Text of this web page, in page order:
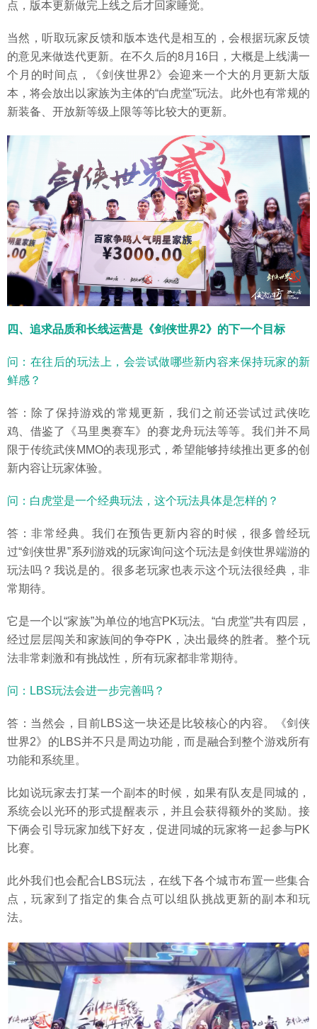
点，版本更新做完上线之后才回家睡觉。
当然，听取玩家反馈和版本迭代是相互的，会根据玩家反馈
的意见来做迭代更新。在不久后的8月16日，大概是上线满一
个月的时间点，《剑侠世界2》会迎来一个大的月更新大版
本，将会放出以家族为主体的“白虎堂”玩法。此外也有常规的
新装备、开放新等级上限等等比较大的更新。
四、追求品质和长线运营是《剑侠世界2》的下一个目标
问：在往后的玩法上，会尝试做哪些新内容来保持玩家的新
鲜感？
答：除了保持游戏的常规更新，我们之前还尝试过武侠吃
鸡、借鉴了《马里奥赛车》的赛龙舟玩法等等。我们并不局
限于传统武侠MMO的表现形式，希望能够持续推出更多的创
新内容让玩家体验。
问：白虎堂是一个经典玩法，这个玩法具体是怎样的？
答：非常经典。我们在预告更新内容的时候，很多曾经玩
过“剑侠世界”系列游戏的玩家询问这个玩法是剑侠世界端游的
玩法吗？我说是的。很多老玩家也表示这个玩法很经典，非
常期待。
它是一个以“家族”为单位的地宫PK玩法。“白虎堂”共有四层，
经过层层闯关和家族间的争夺PK，决出最终的胜者。整个玩
法非常刺激和有挑战性，所有玩家都非常期待。
问：LBS玩法会进一步完善吗？
答：当然会，目前LBS这一块还是比较核心的内容。《剑侠
世界2》的LBS并不只是周边功能，而是融合到整个游戏所有
功能和系统里。
比如说玩家去打某一个副本的时候，如果有队友是同城的，
系统会以光环的形式提醒表示，并且会获得额外的奖励。接
下俩会引导玩家加线下好友，促进同城的玩家将一起参与PK
比赛。
此外我们也会配合LBS玩法，在线下各个城市布置一些集合
点，玩家到了指定的集合点可以组队挑战更新的副本和玩
法。